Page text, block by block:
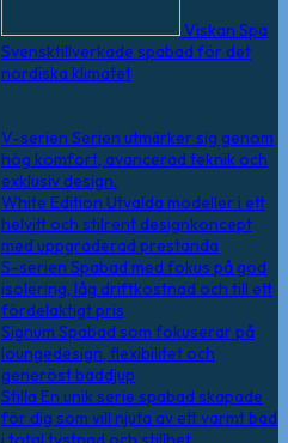
Viskan Spa
Svensktillverkade spabad för det
nordiska klimatet
V-serien Serien utmärker sig genom
hög komfort, avancerad teknik och
exklusiv design.
White Edition Utvalda modeller i ett
helvitt och stilrent designkoncept
med uppgraderad prestanda
S-serien Spabad med fokus på god
isolering, låg driftkostnad och till ett
fördelaktigt pris
Signum Spabad som fokuserar på
loungedesign, flexibilitet och
generöst baddjup
Stilla En unik serie spabad skapade
för dig som vill njuta av ett varmt bad